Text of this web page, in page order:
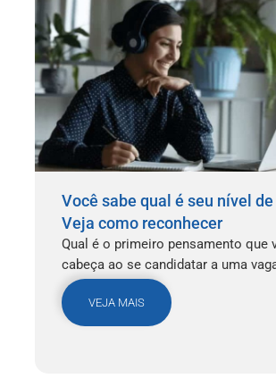
Você sabe qual é seu nível
Veja como reconhecer
Qual é o primeiro pensamento que
cabeça ao se candidatar a uma
VEJA MAIS